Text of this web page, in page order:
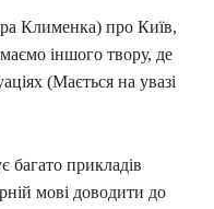
Клименка) про Київ,
іншого твору, де
(Мається на увазі
багато прикладів
мові доводити до